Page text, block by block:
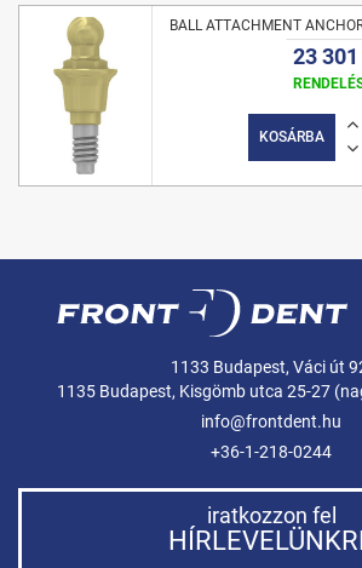
BALL ATTACHMENT
23
KOSÁRBA
1133 Budapest, Váci út
1135 Budapest, Kisgömb utca 25-27
info@frontdent.hu
+36-1-218-0244
iratkozzon fel